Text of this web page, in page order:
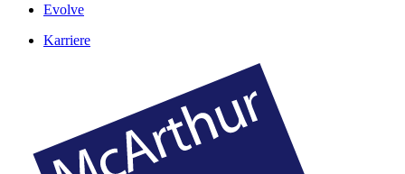
Evolve
Karriere